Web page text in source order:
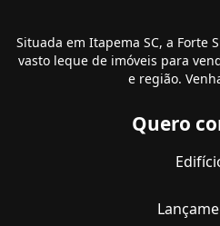
Situada em Itapema SC, a Forte
vasto leque de imóveis para
e região.
Quero